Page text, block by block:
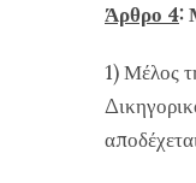
Άρθρο 4:
1) Μέλος